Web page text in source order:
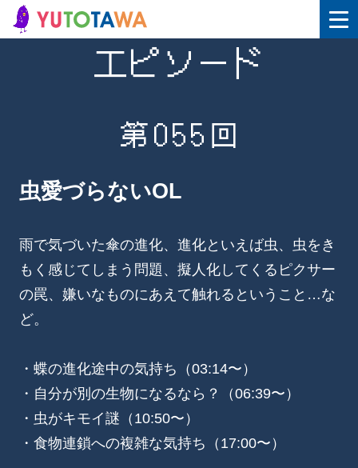
エピソード
第055回
虫愛づらないOL
雨で気づいた傘の進化、進化といえば虫、虫をき
もく感じてしまう問題、擬人化してくるピクサー
の罠、嫌いなものにあえて触れるということ…な
ど。
・蝶の進化途中の気持ち（03:14〜）
・自分が別の生物になるなら？（06:39〜）
・虫がキモイ謎（10:50〜）
・食物連鎖への複雑な気持ち（17:00〜）